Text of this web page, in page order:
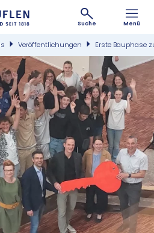
Suche Menü
Veröffentlichungen Erste Bauphase